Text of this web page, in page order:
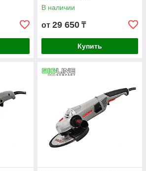
В наличии
от 29 650 ₸
Купить